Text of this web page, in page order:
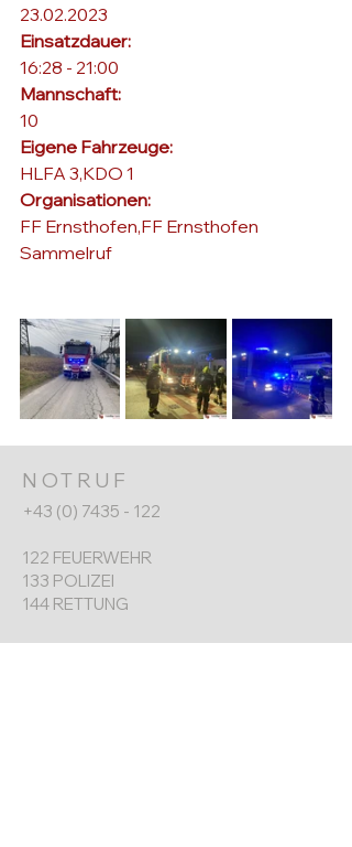
23.02.2023
Einsatzdauer:
16:28 - 21:00
Mannschaft:
10
Eigene Fahrzeuge:
HLFA 3,KDO 1
Organisationen:
FF Ernsthofen,FF Ernsthofen
Sammelruf
NOTRUF
+43 (0) 7435 - 122
122 FEUERWEHR
133 POLIZEI
144 RETTUNG